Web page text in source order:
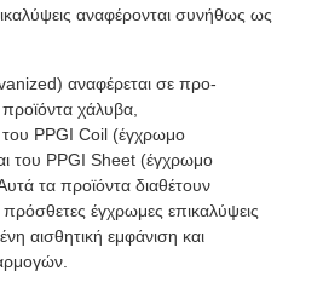
αναφέρονται συνήθως ως
αναφέρεται σε προ-
χάλυβα,
PPGI Coil (έγχρωμο
του PPGI Sheet (έγχρωμο
τα προϊόντα διαθέτουν
έγχρωμες επικαλύψεις
αισθητική εμφάνιση και